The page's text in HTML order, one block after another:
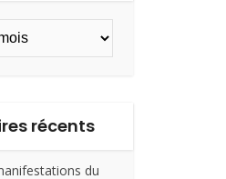
récents
du